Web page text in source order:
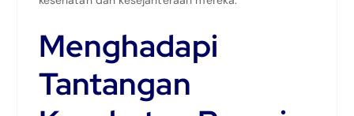
Menghadapi
Tantangan